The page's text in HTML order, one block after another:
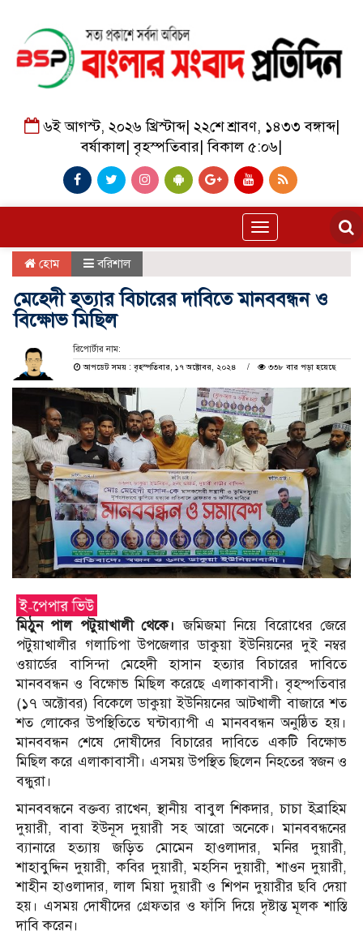
৬ই আগস্ট, ২০২৬ খ্রিস্টাব্দ| ২২শে শ্রাবণ, ১৪৩৩ বঙ্গাব্দ|
বর্ষাকাল|বৃহস্পতিবার |বিকাল ৫:০৬
Toggle
navigation
হোম বরিশাল
মেহেদী হত্যার বিচারের দাবিতে মানববন্ধন ও
বিক্ষোভ মিছিল
রিপোর্টার নাম:
আপডেট সময় : বৃহস্পতিবার, ১৭ অক্টোবর, ২০২৪
৩৩৮ বার পড়া হয়েছে
মিঠুন পাল পটুয়াখালী থেকে। জমিজমা নিয়ে বিরোধের জেরে
পটুয়াখালীর গলাচিপা উপজেলার ডাকুয়া ইউনিয়নের দুই নম্বর
ওয়ার্ডের বাসিন্দা মেহেদী হাসান হত্যার বিচারের দাবিতে
মানববন্ধন ও বিক্ষোভ মিছিল করেছে এলাকাবাসী। বৃহস্পতিবার
(১৭ অক্টোবর) বিকেলে ডাকুয়া ইউনিয়নের আটখালী বাজারে শত
শত লোকের উপস্থিতিতে ঘন্টাব্যাপী এ মানববন্ধন অনুষ্ঠিত হয়।
মানববন্ধন শেষে দোষীদের বিচারের দাবিতে একটি বিক্ষোভ
মিছিল করে এলাকাবাসী। এসময় উপস্থিত ছিলেন নিহতের স্বজন ও
বন্ধুরা।
মানববন্ধনে বক্তব্য রাখেন, স্থানীয় বাবুল শিকদার, চাচা ইব্রাহিম
দুয়ারী, বাবা ইউনূস দুয়ারী সহ আরো অনেকে। মানববন্ধনের
ব্যানারে হত্যায় জড়িত মোমেন হাওলাদার, মনির দুয়ারী,
শাহাবুদ্দিন দুয়ারী, কবির দুয়ারী, মহসিন দুয়ারী, শাওন দুয়ারী,
শাহীন হাওলাদার, লাল মিয়া দুয়ারী ও শিপন দুয়ারীর ছবি দেয়া
হয়। এসময় দোষীদের গ্রেফতার ও ফাঁসি দিয়ে দৃষ্টান্ত মূলক শাস্তি
দাবি করেন।